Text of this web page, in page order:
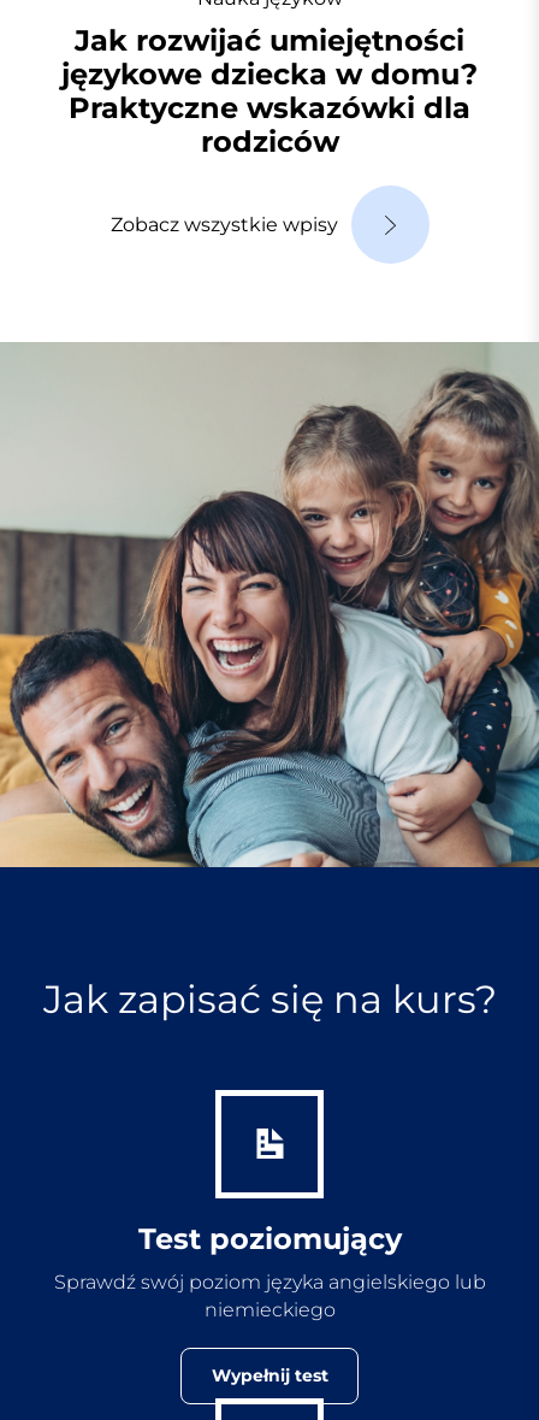
Jak rozwijać umiejętności
językowe dziecka w domu?
Praktyczne wskazówki dla
rodziców
Zobacz wszystkie wpisy
Jak zapisać się na kurs?
Test poziomujący
Sprawdź swój poziom języka angielskiego lub
niemieckiego
Wypełnij test